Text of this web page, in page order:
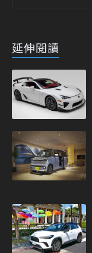
延伸閱讀